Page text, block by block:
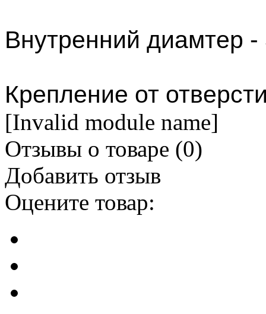
Внутренний диамтер
Крепление от
[Invalid module name]
Отзывы о товаре (0)
Добавить отзыв
Оцените товар: